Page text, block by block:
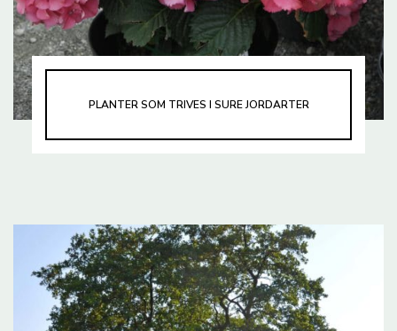
PLANTER SOM TRIVES I SURE JORDARTER